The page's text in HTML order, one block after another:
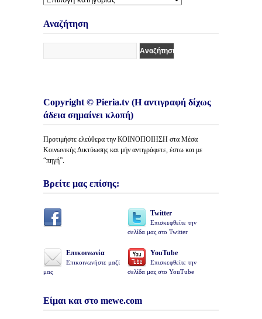
Άρθρων
Αναζήτηση
Copyright © Pieria.tv (Η αντιγραφή δίχως
άδεια σημαίνει κλοπή)
Προτιμήστε ελεύθερα την ΚΟΙΝΟΠΟΙΗΣΗ στα Μέσα
Κοινωνικής Δικτύωσης και μήν αντιγράφετε, έστω και με
“πηγή”.
Βρείτε μας επίσης:
Twitter
Επισκεφθείτε την
σελίδα μας στο Twitter
Επικοινωνία
Επικοινωνήστε μαζί
μας
YouTube
Επισκεφθείτε την
σελίδα μας στο YouTube
Είμαι και στο mewe.com